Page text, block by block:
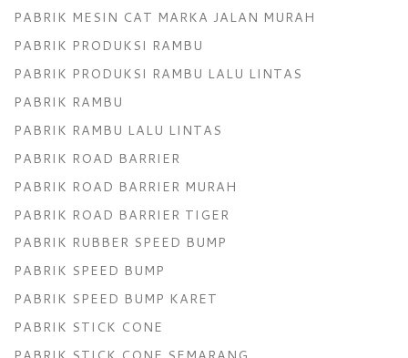
PABRIK MESIN CAT MARKA JALAN MURAH
PABRIK PRODUKSI RAMBU
PABRIK PRODUKSI RAMBU LALU LINTAS
PABRIK RAMBU
PABRIK RAMBU LALU LINTAS
PABRIK ROAD BARRIER
PABRIK ROAD BARRIER MURAH
PABRIK ROAD BARRIER TIGER
PABRIK RUBBER SPEED BUMP
PABRIK SPEED BUMP
PABRIK SPEED BUMP KARET
PABRIK STICK CONE